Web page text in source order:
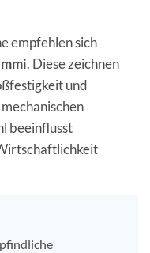
empfehlen sich
. Diese zeichnen
und
beeinflusst